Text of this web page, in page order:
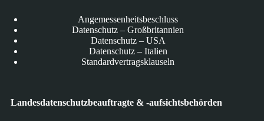
Angemessenheitsbeschluss
Datenschutz – Großbritannien
Datenschutz – USA
Datenschutz – Italien
Standardvertragsklauseln
Landesdatenschutzbeauftragte & -aufsichtsbehörden